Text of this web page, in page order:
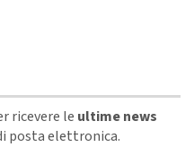
ricevere le ultime news
posta elettronica.